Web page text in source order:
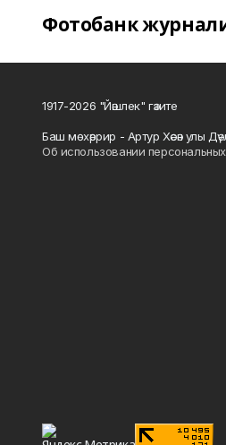
Фотобанк
1917-2026 "Йәшлек" гәзите
Баш мөхәррир - Артур Хәсән улы
Об использовании